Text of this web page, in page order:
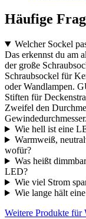
Häufige
Welcher Sockel
Das erkennst du am
der große
Schraubsockel für
oder Wandlampen.
Stiften für
Zweifel den
Gewindedurchmesser.
Wie hell ist eine
Warmweiß,
wofür?
Was heißt
LED?
Wie viel Strom
Wie lange hält
Weitere Produkte für